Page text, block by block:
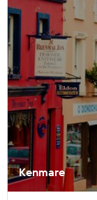
Kenmare